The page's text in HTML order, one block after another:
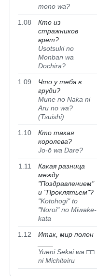
mono wa?
1.08
Кто из
стражников
врет?
Usotsuki no
Monban wa
Dochira?
1.09
Что у тебя в
груди?
Mune no Naka ni
Aru no wa?
(Tsuishi)
1.10
Кто такая
королева?
Jo-ō wa Dare?
1.11
Какая разница
между
"Поздравлением"
и "Проклятьем"?
"Kotohogi" to
"Noroi" no Miwake-
kata
1.12
Итак, мир полон
Yueni Sekai wa □□
ni Michiteiru